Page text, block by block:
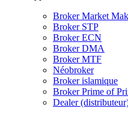
Broker Market
Broker STP
Broker ECN
Broker DMA
Broker MTF
Néobroker
Broker islamique
Broker Prime of
Dealer